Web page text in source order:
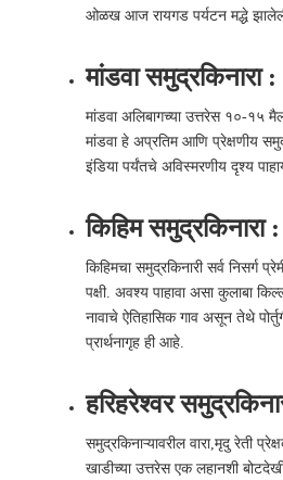
ओळख आज रायगड पर्यटन मद्धे
मांडवा समुद्रकिनारा :
मांडवा अलिबागच्या उत्तरेस १०-
मांडवा हे अप्रतिम आणि प्रेक्षणीय
इंडिया पर्यंतचे अविस्मरणीय दृश्य
किहिम समुद्रकिनारा :
किहिमचा समुद्रकिनारी सर्व
पक्षी. अवश्य पाहावा असा कुलाबा
नावाचे ऐतिहासिक गाव असून तेथे
प्रार्थनागृह ही आहे.
हरिहरेश्वर
समुद्रकिनाऱ्यावरील वारा,मृदु रेती
खाडीच्या उत्तरेस एक लहानशी